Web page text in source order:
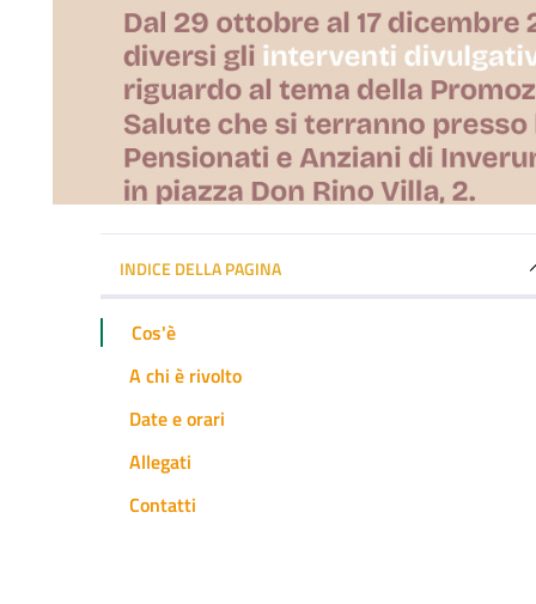
INDICE DELLA PAGINA
Cos'è
A chi è rivolto
Date e orari
Allegati
Contatti